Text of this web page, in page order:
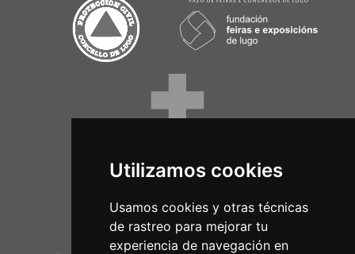
Utilizamos cookies
Usamos cookies y otras técnicas
de rastreo para mejorar tu
experiencia de navegación en
Circuitos Oficiais